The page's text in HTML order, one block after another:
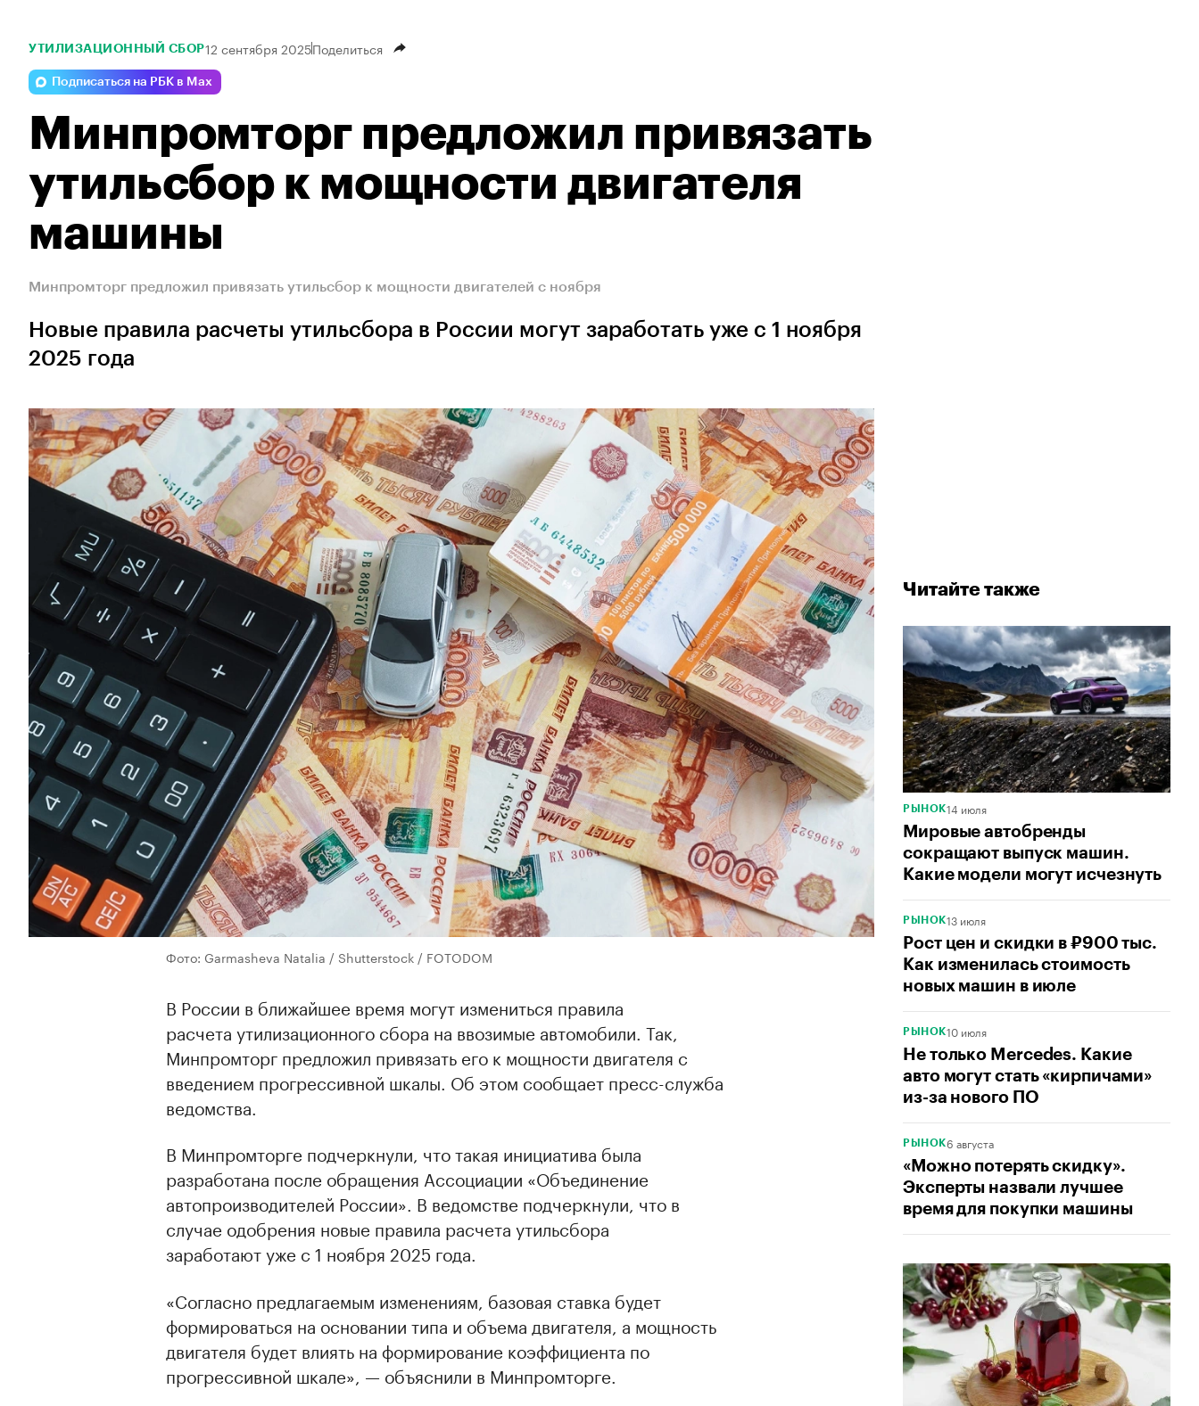
Читайте также
РЫНОК14 июля
Мировые автобренды
сокращают выпуск машин.
Какие модели могут исчезнуть
РЫНОК13 июля
Рост цен и скидки в ₽900 тыс.
Как изменилась стоимость
новых машин в июле
РЫНОК10 июля
Не только Mercedes. Какие
авто могут стать «кирпичами»
из-за нового ПО
РЫНОК6 августа
«Можно потерять скидку».
Эксперты назвали лучшее
время для покупки машины
УТИЛИЗАЦИОННЫЙ СБОР12 сентября 2025Поделиться
Подписаться на РБК в Max
Минпромторг предложил привязать
утильсбор к мощности двигателя
машины
Минпромторг предложил привязать утильсбор к мощности двигателей с ноября
Новые правила расчеты утильсбора в России могут заработать уже c 1 ноября
2025 года
Фото: Garmasheva Natalia / Shutterstock / FOTODOM
В России в ближайшее время могут измениться правила
расчета утилизационного сбора на ввозимые автомобили. Так,
Минпромторг предложил привязать его к мощности двигателя с
введением прогрессивной шкалы. Об этом сообщает пресс-служба
ведомства.
В Минпромторге подчеркнули, что такая инициатива была
разработана после обращения Ассоциации «Объединение
автопроизводителей России». В ведомстве подчеркнули, что в
случае одобрения новые правила расчета утильсбора
заработают уже c 1 ноября 2025 года.
«Согласно предлагаемым изменениям, базовая ставка будет
формироваться на основании типа и объема двигателя, а мощность
двигателя будет влиять на формирование коэффициента по
прогрессивной шкале», — объяснили в Минпромторге.